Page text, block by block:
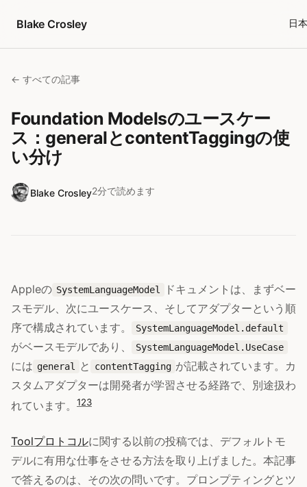
Blake Crosley
日
← すべての記事
Foundation Modelsのユースケー
ス：generalとcontentTaggingの使
い分け
Blake Crosley2分で読めます
Appleの SystemLanguageModel
ドキュメントは、まずベー
スモデル、次にユースケース、そしてアダプターという順
序で構成されています。
SystemLanguageModel.default
がベースモデルであり、 SystemLanguageModel.UseCase
には general と contentTagging が記載されています。カ
スタムアダプターは開発者が学習させる経路で、別途扱わ
れています。
123
Toolプロトコルに関する以前の投稿では、デフォルトモ
デルに有用な仕事をさせる方法を取り上げました。本記事
で答えるのは、その次の問いです。プロンプティングとツ